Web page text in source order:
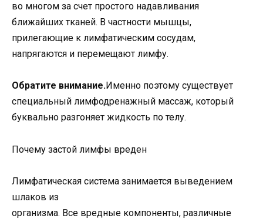
во многом за счет простого надавливания
ближайших тканей. В частности мышцы,
прилегающие к лимфатическим сосудам,
напрягаются и перемещают лимфу.
Обратите внимание.Именно поэтому существует
специальный лимфодренажный массаж, который
буквально разгоняет жидкость по телу.
Почему застой лимфы вреден
Лимфатическая система занимается выведением
шлаков из
организма. Все вредные компоненты, различные